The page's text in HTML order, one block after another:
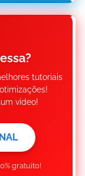
tutoriais
vídeo!
gratuito!